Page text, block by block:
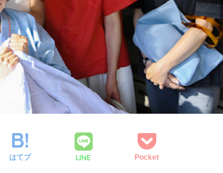
はてブ LINE Pocket